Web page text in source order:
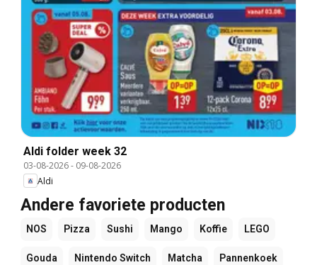
Aldi folder week 32
03-08-2026- 09-08-2026
Aldi
Andere favoriete producten
NOS Pizza Sushi Mango Koffie LEGO
Gouda Nintendo Switch Matcha Pannenkoek